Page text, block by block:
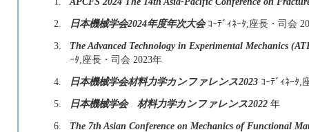
2.
日本機械学会2024年度年次大会ｺｰﾃﾞｨﾈｰﾀ,座長・司会
3.
The Advanced Technology in Experimental Mechanics
ｰﾀ,座長・司会 2023年
4.
日本機械学会材料力学カンファレンス2023 ｺｰﾃﾞｨﾈｰﾀ,
5.
日本機械学会 材料力学カンファレンス2022 年
6.
The 7th Asian Conference on Mechanics of Functional